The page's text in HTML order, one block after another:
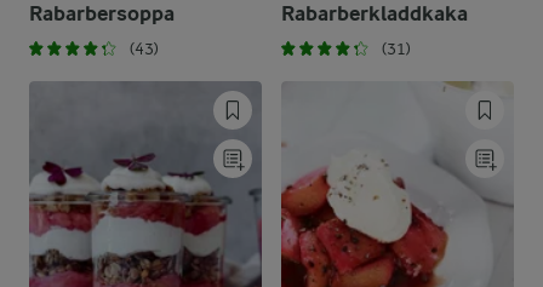
Rabarbersoppa
(43)
Rabarberkladdkaka
(31)